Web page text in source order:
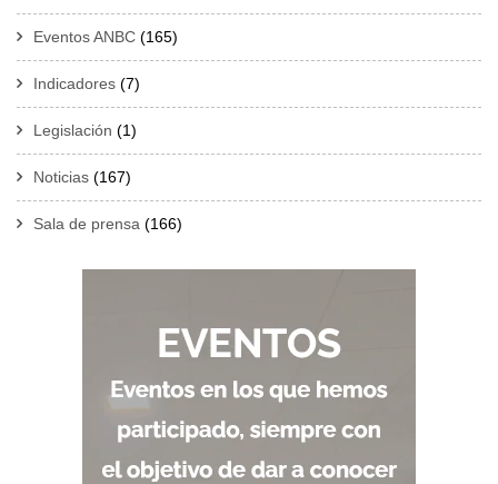
Eventos ANBC (165)
Indicadores (7)
Legislación (1)
Noticias (167)
Sala de prensa (166)